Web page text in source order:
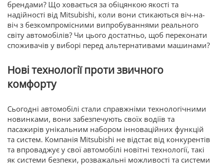
брендами? Що ховається за обіцянкою якості та
надійності від Mitsubishi, коли вони стикаються віч-на-
віч з безкомпромісними випробуваннями реального
світу автомобілів? Чи цього достатньо, щоб переконати
споживачів у виборі перед альтернативами машинами?
Нові технології проти звичного
комфорту
Сьогодні автомобілі стали справжніми технологічними
новинками, вони забезпечують своїх водіїв та
пасажирів унікальним набором інноваційних функцій
та систем. Компанія Mitsubishi не відстає від конкурентів
та впроваджує у свої автомобілі новітні технології, такі
як системи безпеки, розважальні можливості та системи